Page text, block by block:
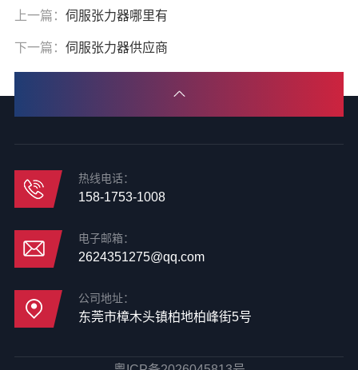
上一篇： 伺服张力器哪里有
下一篇： 伺服张力器供应商
热线电话：
158-1753-1008
电子邮箱：
2624351275@qq.com
公司地址：
东莞市樟木头镇柏地柏峰街5号